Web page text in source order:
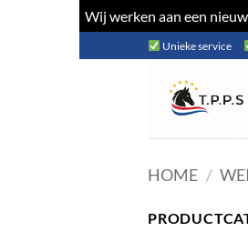
Wij werken aan een
naar
Unieke service
HOME /